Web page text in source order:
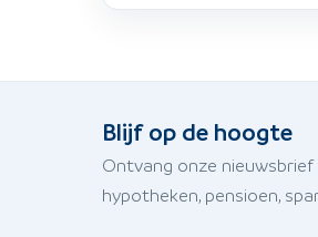
Blijf op de hoogte
Ontvang onze
hypotheken, pensioen,